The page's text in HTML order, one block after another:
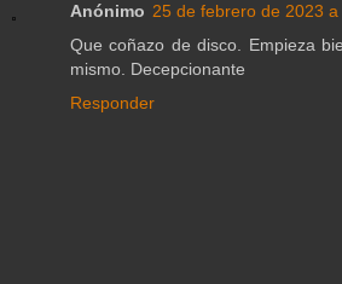
Anónimo 25 de febrero de 2023 a
Que coñazo de disco. Empieza
mismo. Decepcionante
Responder